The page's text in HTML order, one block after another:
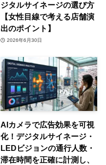
ジタルサイネージの選び方
【女性目線で考える店舗演
出のポイント】
2026年6月30日
AIカメラで広告効果を可視
化！デジタルサイネージ・
LEDビジョンの通行人数・
滞在時間を正確に計測し、